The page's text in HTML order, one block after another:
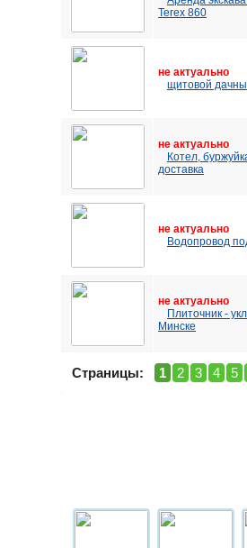
Terex 860
не актуально
щитовой
не актуально
Котел,
доставка
не актуально
Водопровод
не актуально
Плиточник -
Минске
Страницы: 1 2 3 4 5